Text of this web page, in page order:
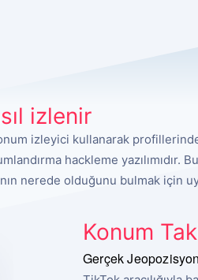
izlenir
izleyici kullanarak
hackleme
nerede olduğunu bulmak için
Konum
Gerçek